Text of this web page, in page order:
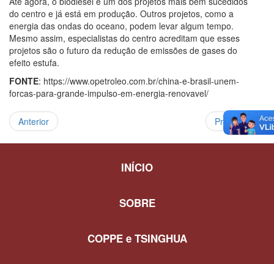
do centro e já está em produção. Outros projetos, como a
energia das ondas do oceano, podem levar algum tempo.
Mesmo assim, especialistas do centro acreditam que esses
projetos são o futuro da redução de emissões de gases do
efeito estufa.
FONTE: https://www.opetroleo.com.br/china-e-brasil-unem-
forcas-para-grande-impulso-em-energia-renovavel/
Anterior Próximo
INÍCIO
SOBRE
COPPE e TSINGHUA